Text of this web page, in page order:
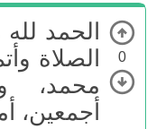
0
الحمد
الصلاة
محمد،
أجمعين،